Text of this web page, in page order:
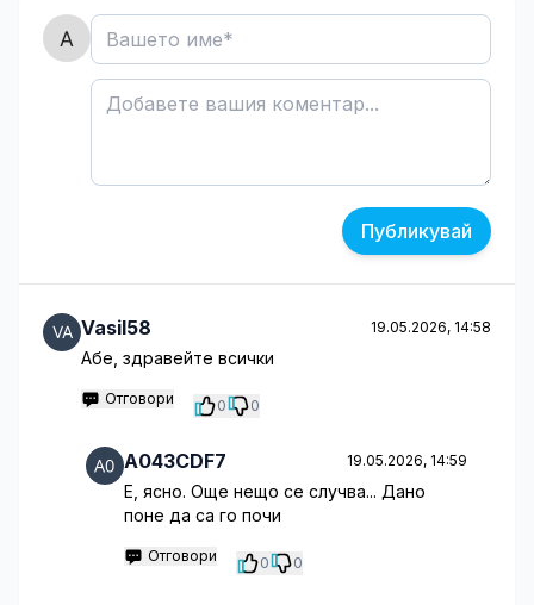
Публикувай
Vasil58 19.05.2026, 14:58
Абе, здравейте всички
Отговори 0 0
A043CDF7 19.05.2026, 14:59
Е, ясно. Още нещо се случва... Дано
поне да са го почи
Отговори 0 0